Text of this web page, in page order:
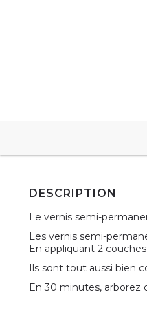
DESCRIPTION
Le vernis semi-
Les vernis semi-
En appliquant 2
Ils sont tout aussi bien
En 30 minutes, arborez